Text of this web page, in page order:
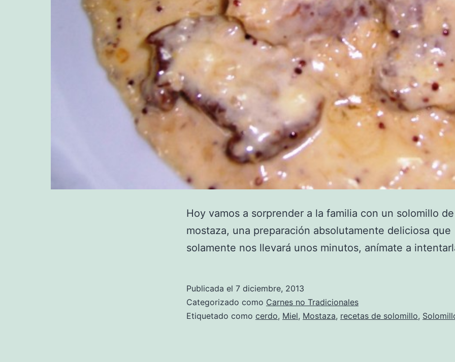
Hoy vamos a sorprender a la familia con un solomillo de
mostaza, una preparación absolutamente deliciosa que
solamente nos llevará unos minutos, anímate a
Publicada el 7 diciembre, 2013
Categorizado como Carnes no Tradicionales
Etiquetado como cerdo, Miel, Mostaza, recetas de solomillo,